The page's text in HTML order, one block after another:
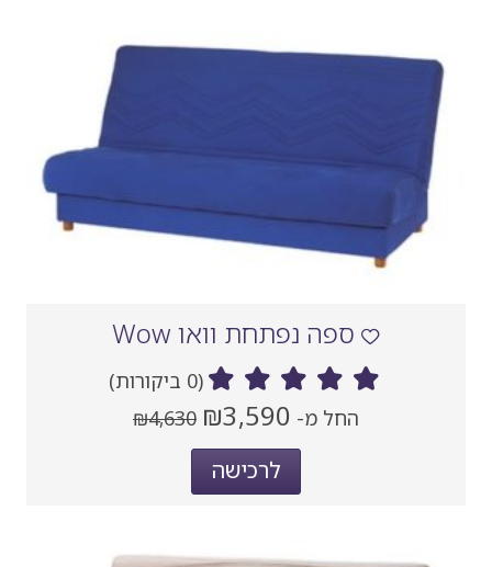
ספה נפתחת וואו Wow
(0 ביקורות)
החל מ- מחיר
אחרי
הנחה
₪3,590 מחיר
₪4,630
לרכישה